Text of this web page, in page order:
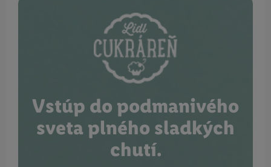
Vstúp do podmanivého
sveta plného sladkých
chutí.